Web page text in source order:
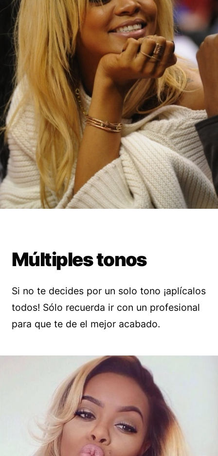
Múltiples tonos
Si no te decides por un solo tono ¡aplícalos
todos! Sólo recuerda ir con un profesional
para que te de el mejor acabado.